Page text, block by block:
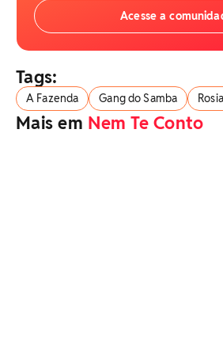
Acesse a
Tags:
A Fazenda Gang do Samba
Mais em Nem Te Conto